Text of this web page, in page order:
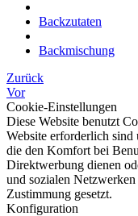
Backzutaten
Backmischung
Zurück
Vor
Cookie-Einstellungen
Diese Website benutzt
Website erforderlich sind
die den Komfort bei
Direktwerbung dienen
und sozialen
Zustimmung gesetzt.
Konfiguration